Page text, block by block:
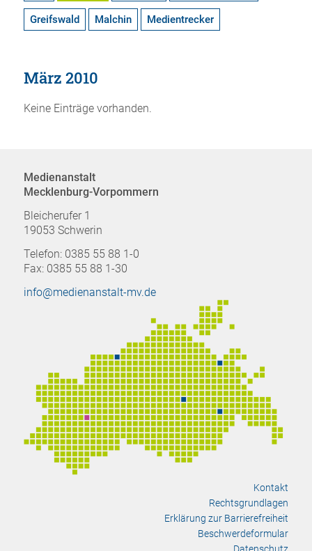
Greifswald Malchin Medientrecker
März 2010
Keine Einträge vorhanden.
Medienanstalt
Mecklenburg-Vorpommern
Bleicherufer 1
19053 Schwerin
Telefon: 0385 55 88 1-0
Fax: 0385 55 88 1-30
info@medienanstalt-mv.de
Kontakt
Rechtsgrundlagen
Erklärung zur Barrierefreiheit
Beschwerdeformular
Datenschutz